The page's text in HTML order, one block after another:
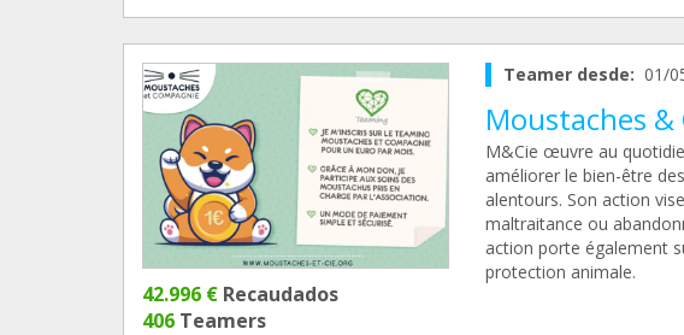
42.996 € Recaudados
406 Teamers
Teamer desde: 01/
Moustaches &
M&Cie œuvre au
améliorer le bien-être
alentours. Son action
maltraitance ou
action porte également
protection animale.